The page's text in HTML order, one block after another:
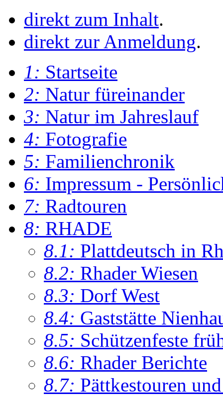
direkt zum Inhalt.
direkt zur Anmeldung.
1: Startseite
2: Natur füreinander
3: Natur im Jahreslauf
4: Fotografie
5: Familienchronik
6: Impressum -
7: Radtouren
8: RHADE
8.1: Plattdeutsch in
8.2: Rhader Wiesen
8.3: Dorf West
8.4: Gaststätte
8.5: Schützenfeste
8.6: Rhader Berichte
8.7: Pättkestouren